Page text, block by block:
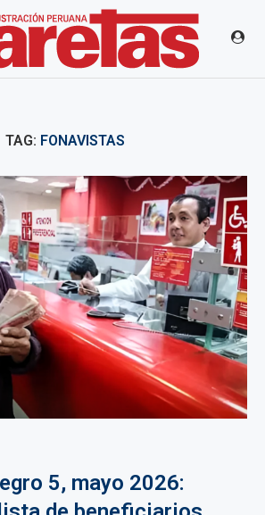
TAG: FONAVISTAS
5, mayo 2026: